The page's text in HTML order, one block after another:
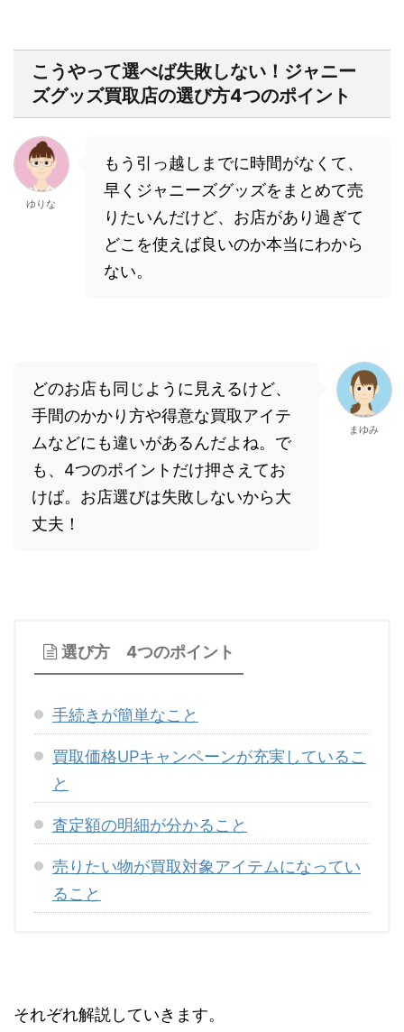
こうやって選べば失敗しない！ジャニー
ズグッズ買取店の選び方4つのポイント
ゆりな
もう引っ越しまでに時間がなくて、
早くジャニーズグッズをまとめて売
りたいんだけど、お店があり過ぎて
どこを使えば良いのか本当にわから
ない。
どのお店も同じように見えるけど、
手間のかかり方や得意な買取アイテ
ムなどにも違いがあるんだよね。で
も、4つのポイントだけ押さえてお
けば。お店選びは失敗しないから大
丈夫！
まゆみ
選び方 4つのポイント
手続きが簡単なこと
買取価格UPキャンペーンが充実しているこ
と
査定額の明細が分かること
売りたい物が買取対象アイテムになってい
ること
それぞれ解説していきます。